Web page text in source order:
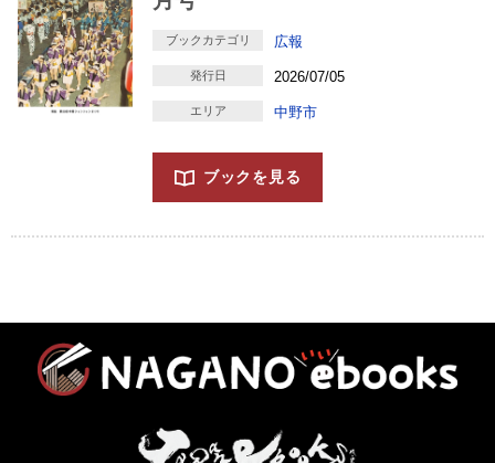
ブックカテゴリ 広報
発行日 2026/07/05
エリア 中野市
ブックを見る